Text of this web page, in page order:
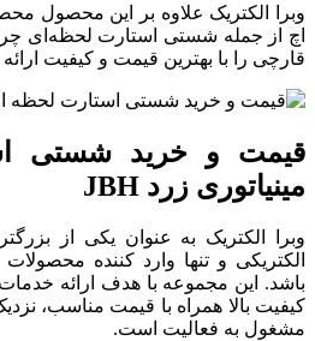
وبرا الکتریک علاوه بر این محصول
اچ از جمله شستی استارت لحظه‌ای
قارچی را با بهترین قیمت و کیفیت
قیمت و خرید شستی
مینیاتوری زرد JBH
وبرا الکتریک به عنوان یکی از
باشد. این مجموعه با هدف ارائه
کیفیت بالا همراه با قیمت مناسب،
مشغول به فعالیت است.